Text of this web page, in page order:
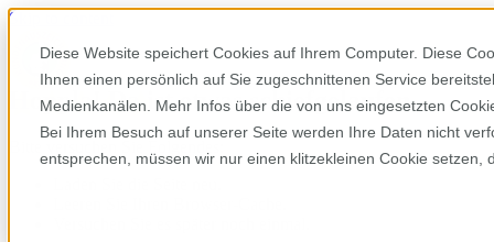
Diese Website speichert Cookies auf Ihrem Computer. Diese
Ihnen einen persönlich auf Sie zugeschnittenen Service
Medienkanälen. Mehr Infos über die von uns eingesetzten
Bei Ihrem Besuch auf unserer Seite werden Ihre Daten nicht
entsprechen, müssen wir nur einen klitzekleinen Cookie
Skip to content
Hoppla! Da ist etwas schiefgelaufen.